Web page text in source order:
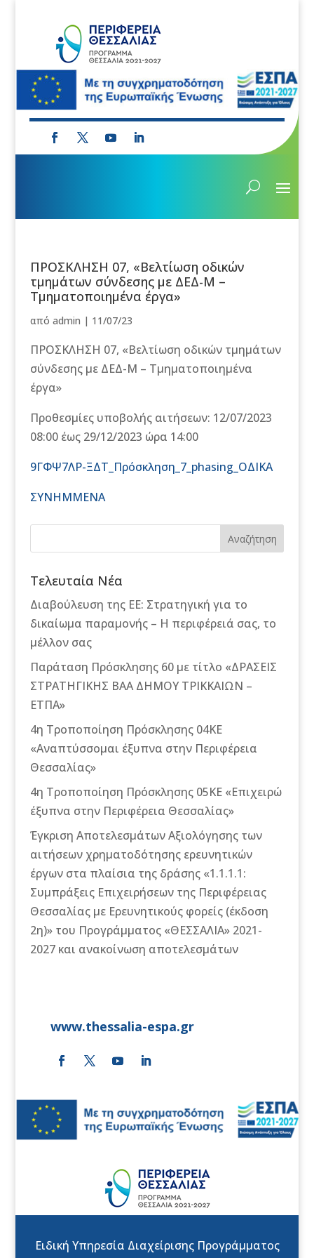
ΠΡΟΣΚΛΗΣΗ 07, «Βελτίωση οδικών
τμημάτων σύνδεσης με ΔΕΔ-Μ –
Τμηματοποιημένα έργα»
από admin | 11/07/23
ΠΡΟΣΚΛΗΣΗ 07, «Βελτίωση οδικών τμημάτων
σύνδεσης με ΔΕΔ-Μ – Τμηματοποιημένα
έργα»
Προθεσμίες υποβολής αιτήσεων: 12/07/2023
08:00 έως 29/12/2023 ώρα 14:00
9ΓΦΨ7ΛΡ-ΞΔΤ_Πρόσκληση_7_phasing_ΟΔΙΚΑ
ΣΥΝΗΜΜΕΝΑ
Αναζήτηση
Τελευταία Νέα
Διαβούλευση της ΕΕ: Στρατηγική για το
δικαίωμα παραμονής – Η περιφέρειά σας, το
μέλλον σας
Παράταση Πρόσκλησης 60 με τίτλο «ΔΡΑΣΕΙΣ
ΣΤΡΑΤΗΓΙΚΗΣ ΒΑΑ ΔΗΜΟΥ ΤΡΙΚΚΑΙΩΝ –
ΕΤΠΑ»
4η Τροποποίηση Πρόσκλησης 04ΚΕ
«Αναπτύσσομαι έξυπνα στην Περιφέρεια
Θεσσαλίας»
4η Τροποποίηση Πρόσκλησης 05ΚΕ «Επιχειρώ
έξυπνα στην Περιφέρεια Θεσσαλίας»
Έγκριση Αποτελεσμάτων Αξιολόγησης των
αιτήσεων χρηματοδότησης ερευνητικών
έργων στα πλαίσια της δράσης «1.1.1.1:
Συμπράξεις Επιχειρήσεων της Περιφέρειας
Θεσσαλίας με Ερευνητικούς φορείς (έκδοση
2η)» του Προγράμματος «ΘΕΣΣΑΛΙΑ» 2021-
2027 και ανακοίνωση αποτελεσμάτων
www.thessalia-espa.gr
Ειδική Υπηρεσία Διαχείρισης Προγράμματος